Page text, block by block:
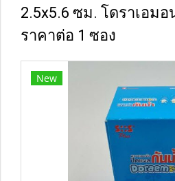
2.5x5.6 ซม. โดราเอมอ
ราคาต่อ 1 ซอง
New